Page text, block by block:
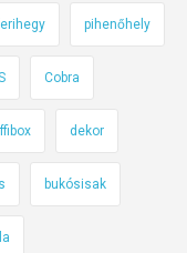
pihenőhely
Cobra
dekor
bukósisak